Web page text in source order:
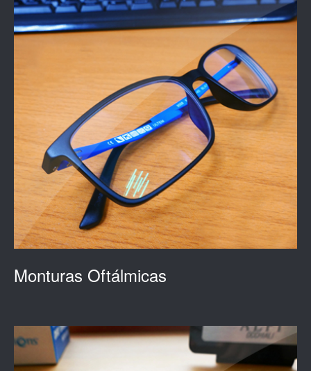
Monturas Oftálmicas